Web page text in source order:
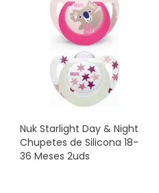
Nuk Starlight Day & Night
Chupetes de Silicona 18-
36 Meses 2uds